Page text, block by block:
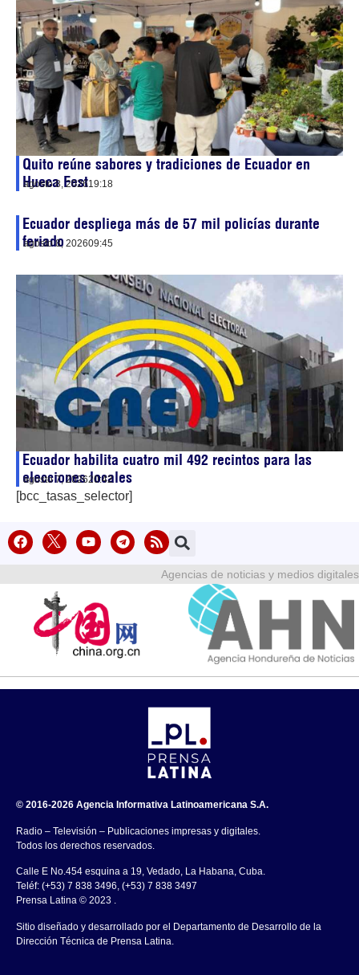
Quito reúne sabores y tradiciones de Ecuador en
Hueca Fest
agosto 8, 202619:18
Ecuador despliega más de 57 mil policías durante
feriado
agosto 8, 202609:45
Ecuador habilita cuatro mil 492 recintos para las
elecciones locales
agosto 7, 202620:42
[bcc_tasas_selector]
Agencias de noticias y medios digitales
© 2016-2026 Agencia Informativa Latinoamericana S.A.
Radio – Televisión – Publicaciones impresas y digitales.
Todos los derechos reservados.
Calle E No.454 esquina a 19, Vedado, La Habana, Cuba.
Teléf: (+53) 7 838 3496, (+53) 7 838 3497
Prensa Latina © 2023 .
Sitio diseñado y desarrollado por el Departamento de Desarrollo de la
Dirección Técnica de Prensa Latina.